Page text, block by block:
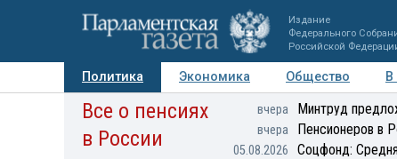
Издание
Федерального
Российской
Политика Экономика Общество
Авторы Персоны Мнения Регионы
Все о пенсиях
в России
вчера Минтруд
вчера Пенсионеров в
05.08.2026 Соцфонд: